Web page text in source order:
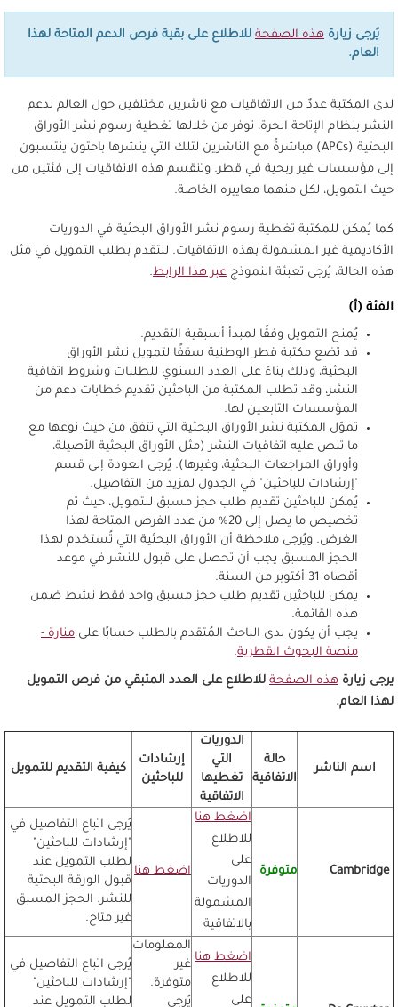
يُرجى زيارة هذه الصفحة للاطلاع على بقية فرص الدعم المتاحة لهذا
العام.
لدى المكتبة عددٌ من الاتفاقيات مع ناشرين مختلفين حول العالم لدعم
النشر بنظام الإتاحة الحرة، توفر من خلالها تغطية رسوم نشر الأوراق
البحثية (APCs) مباشرةً مع الناشرين لتلك التي ينشرها باحثون ينتسبون
إلى مؤسسات غير ربحية في قطر. وتنقسم هذه الاتفاقيات إلى فئتين من
حيث التمويل، لكل منهما معاييره الخاصة.
كما يُمكن للمكتبة تغطية رسوم نشر الأوراق البحثية في الدوريات
الأكاديمية غير المشمولة بهذه الاتفاقيات. للتقدم بطلب التمويل في مثل
هذه الحالة، يُرجى تعبئة النموذج عبر هذا الرابط.
الفئة (أ)
يُمنح التمويل وفقًا لمبدأ أسبقية التقديم.
قد تضع مكتبة قطر الوطنية سقفًا لتمويل نشر الأوراق
البحثية، وذلك بناءً على العدد السنوي للطلبات وشروط اتفاقية
النشر، وقد تطلب المكتبة من الباحثين تقديم خطابات دعم من
المؤسسات التابعين لها.
تموّل المكتبة نشر الأوراق البحثية التي تتفق من حيث نوعها مع
ما تنص عليه اتفاقيات النشر (مثل الأوراق البحثية الأصيلة،
وأوراق المراجعات البحثية، وغيرها). يُرجى العودة إلى قسم
"إرشادات للباحثين" في الجدول لمزيد من التفاصيل.
يُمكن للباحثين تقديم طلب حجز مسبق للتمويل، حيث تم
تخصيص ما يصل إلى 20% من عدد الفرص المتاحة لهذا
الغرض. ويُرجى ملاحظة أن الأوراق البحثية التي تُستخدم لهذا
الحجز المسبق يجب أن تحصل على قبول للنشر في موعد
أقصاه 31 أكتوبر من السنة.
يمكن للباحثين تقديم طلب حجز مسبق واحد فقط نشط ضمن
هذه القائمة.
يجب أن يكون لدى الباحث المُتقدم بالطلب حسابًا على منارة -
منصة البحوث القطرية.
يرجى زيارة هذه الصفحة للاطلاع على العدد المتبقي من فرص التمويل
لهذا العام.
اسم الناشر
حالة
الاتفاقية
الدوريات
التي
تغطيها
الاتفاقية
إرشادات
للباحثين
كيفية التقديم للتمويل
Cambridge متوفرة
اضغط هنا
للاطلاع
على
الدوريات
المشمولة
بالاتفاقية
اضغط هنا
يُرجى اتباع التفاصيل في
"إرشادات للباحثين"
لطلب التمويل عند
قبول الورقة البحثية
للنشر. الحجز المسبق
غير متاح.
اضغط هنا
للاطلاع
على
المعلومات
غير
متوفرة.
يُرجى
يُرجى اتباع التفاصيل في
"إرشادات للباحثين"
لطلب التمويل عند